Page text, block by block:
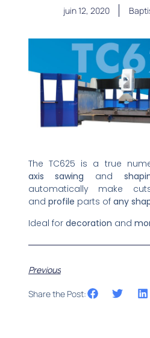
juin 12, 2020
The TC625 is a true
axis
sawing and
automatically make
and profile parts of any
Ideal for decoration and
Previous
Share the Post: